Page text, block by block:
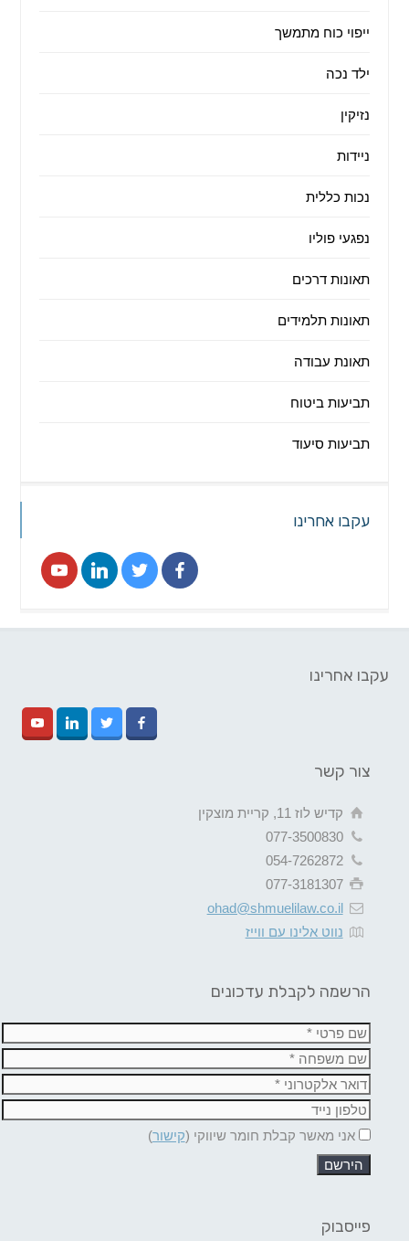
ייפוי כוח מתמשך
ילד נכה
נזיקין
ניידות
נכות כללית
נפגעי פוליו
תאונות דרכים
תאונות תלמידים
תאונת עבודה
תביעות ביטוח
תביעות סיעוד
עקבו אחרינו
עקבו אחרינו
צור קשר
קדיש לוז 11, קריית מוצקין
077-3500830
054-7262872
077-3181307
ohad@shmuelilaw.co.il
נווט אלינו עם ווייז
הרשמה לקבלת עדכונים
אני מאשר קבלת חומר שיווקי (קישור)
פייסבוק